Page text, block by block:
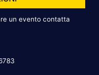
un evento contatta